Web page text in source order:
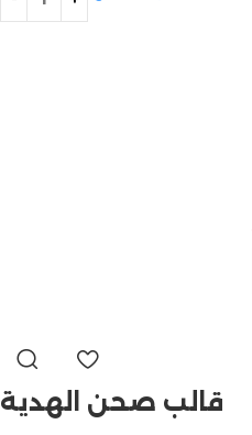
قالب صحن الهدية